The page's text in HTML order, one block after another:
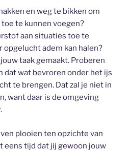
en weg te bikken om
te kunnen voegen?
aan situaties toe te
opgelucht adem kan halen?
taak gemaakt. Proberen
dat wat bevroren onder het ijs
te brengen. Dat zal je niet in
want daar is de omgeving
plooien ten opzichte van
eens tijd dat jij gewoon jouw